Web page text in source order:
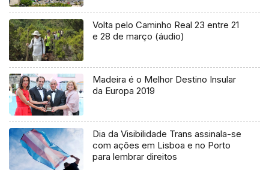
Volta pelo Caminho Real 23 entre 21
e 28 de março (áudio)
Madeira é o Melhor Destino Insular
da Europa 2019
Dia da Visibilidade Trans assinala-se
com ações em Lisboa e no Porto
para lembrar direitos